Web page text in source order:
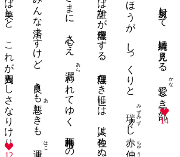
かな
しき一部
14
のほうが しっくりと
瑞々 みずみず
し赤
仲夏ちゅうか
あら
われてゆく 梅雨晴れの朝
あ
しきも
はこ